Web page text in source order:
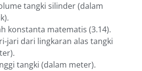
tangki silinder (dalam
konstanta matematis (3.14).
jari dari lingkaran alas tangki
tangki (dalam meter).